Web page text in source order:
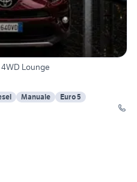
4WD Lounge
Manuale
Euro 5